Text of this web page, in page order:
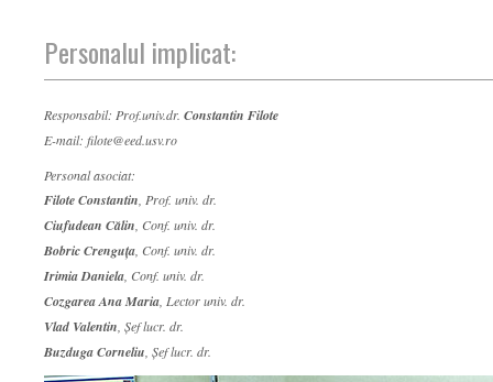
Personalul implicat:
Responsabil: Prof.univ.dr. Constantin Filote
E-mail: filote@eed.usv.ro
Personal asociat:
Filote Constantin , Prof. univ. dr.
Ciufudean Călin , Conf. univ. dr.
Bobric Crenguța , Conf. univ. dr.
Irimia Daniela , Conf. univ. dr.
Cozgarea Ana Maria , Lector univ. dr.
Vlad Valentin , Șef lucr. dr.
Buzduga Corneliu , Șef lucr. dr.